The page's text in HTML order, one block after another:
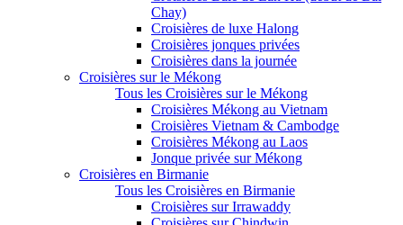
Chay)
Croisières de luxe Halong
Croisières jonques privées
Croisières dans la journée
Croisières sur le Mékong
Tous les Croisières sur le Mékong
Croisières Mékong au Vietnam
Croisières Vietnam & Cambodge
Croisières Mékong au Laos
Jonque privée sur Mékong
Croisières en Birmanie
Tous les Croisières en Birmanie
Croisières sur Irrawaddy